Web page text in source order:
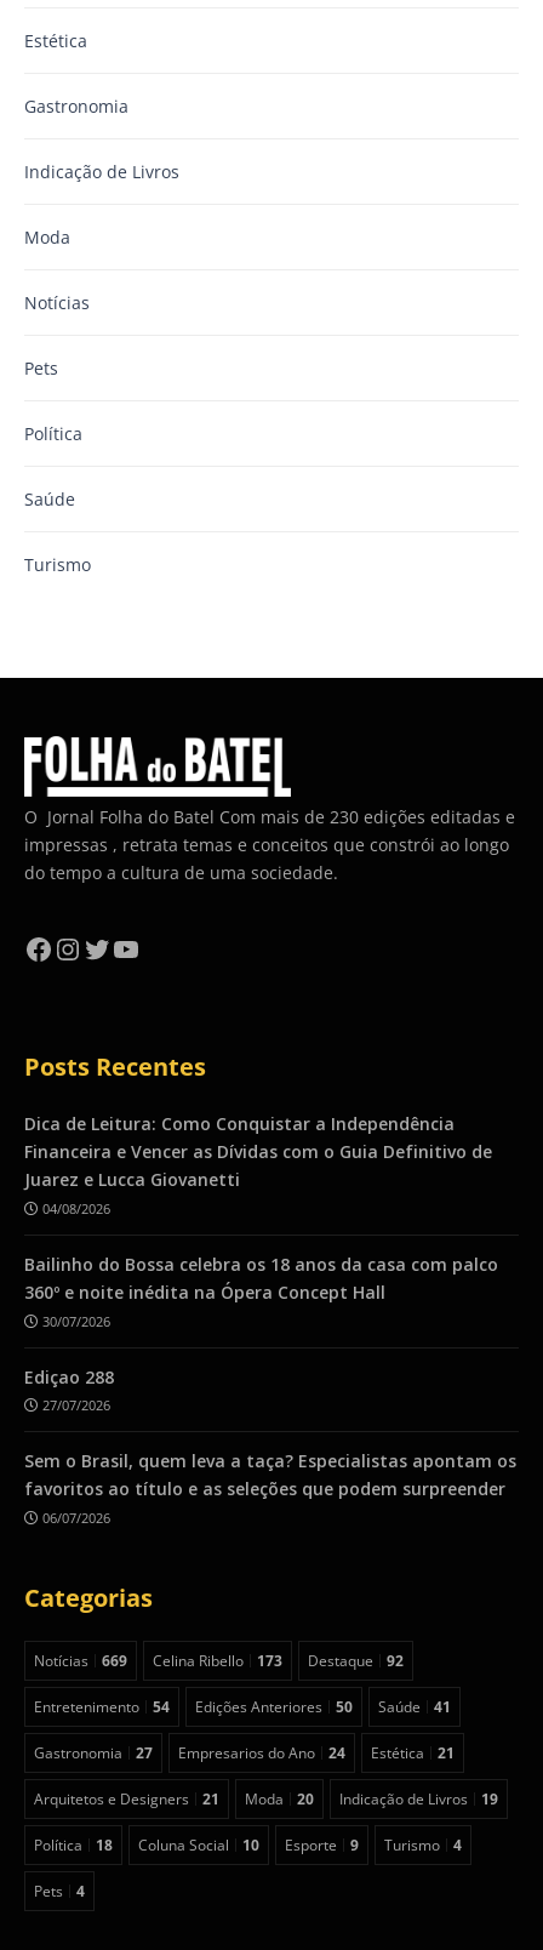
Estética
Gastronomia
Indicação de Livros
Moda
Notícias
Pets
Política
Saúde
Turismo
O Jornal Folha do Batel Com mais de 230 edições editadas e
impressas , retrata temas e conceitos que constrói ao longo
do tempo a cultura de uma sociedade.
Facebook
Instagram
Twitter
YouTube
Posts Recentes
Dica de Leitura: Como Conquistar a Independência
Financeira e Vencer as Dívidas com o Guia Definitivo de
Juarez e Lucca Giovanetti
04/08/2026
Bailinho do Bossa celebra os 18 anos da casa com palco
360º e noite inédita na Ópera Concept Hall
30/07/2026
Ediçao 288
27/07/2026
Sem o Brasil, quem leva a taça? Especialistas apontam os
favoritos ao título e as seleções que podem surpreender
06/07/2026
Categorias
Notícias 669 Celina Ribello 173 Destaque 92
Entretenimento 54 Edições Anteriores 50 Saúde 41
Gastronomia 27 Empresarios do Ano 24 Estética 21
Arquitetos e Designers 21 Moda 20 Indicação de Livros 19
Política 18 Coluna Social 10 Esporte 9 Turismo 4
Pets 4